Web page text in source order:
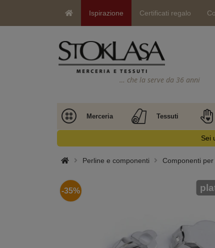
Ispirazione Certificati regalo
… che la serve da 36 anni
Merceria Tessuti
Sei
Perline e componenti Componenti per
-35%